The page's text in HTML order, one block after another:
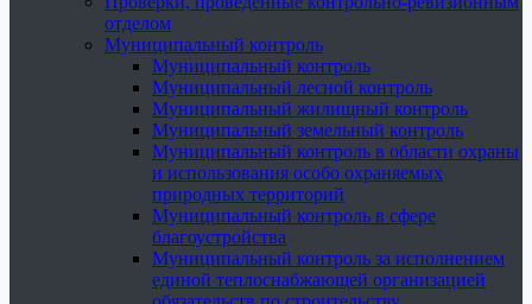
отделом
Муниципальный контроль
Муниципальный контроль
Муниципальный лесной контроль
Муниципальный жилищный контроль
Муниципальный земельный контроль
Муниципальный контроль в области охраны
и использования особо охраняемых
природных территорий
Муниципальный контроль в сфере
благоустройства
Муниципальный контроль за исполнением
единой теплоснабжающей организацией